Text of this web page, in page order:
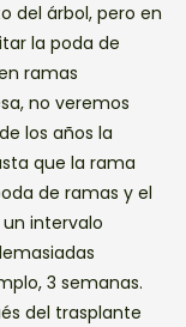
del árbol, pero en
la poda de
ramas
no veremos
los años la
que la rama
de ramas y el
intervalo
3 semanas.
del trasplante